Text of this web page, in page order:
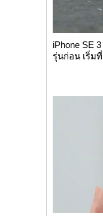
iPhone SE
รุ่นก่อน เริ่ม